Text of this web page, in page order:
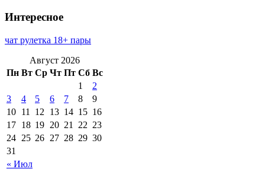
Интересное
чат рулетка 18+ пары
Август 2026
Пн Вт Ср Чт Пт Сб Вс
« Июл
1
2
3
4 5 6 7 8
9
10 11 12 13 14 15 16
17 18 19 20 21 22 23
24 25 26 27 28 29 30
31